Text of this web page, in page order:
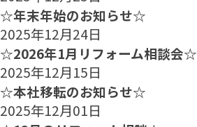
☆年末年始のお知らせ☆
2025年12月24日
☆2026年1月リフォーム相談会☆
2025年12月15日
☆本社移転のお知らせ☆
2025年12月01日